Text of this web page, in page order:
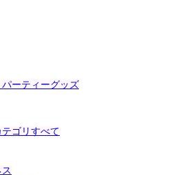
ーティーグッズ
ゴリすべて